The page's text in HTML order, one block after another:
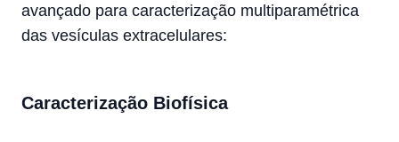
avançado para caracterização multiparamétrica
das vesículas extracelulares:
Caracterização Biofísica